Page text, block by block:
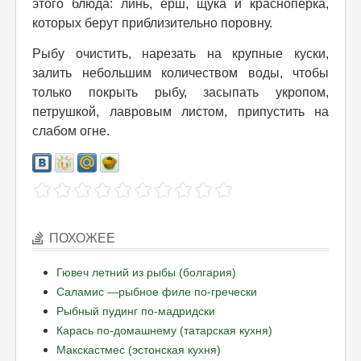
этого блюда: линь, ерш, щука и красноперка,
которых берут приблизительно поровну.
Рыбу очистить, нарезать на крупные куски,
залить небольшим количеством воды, чтобы
только покрыть рыбу, засыпать укропом,
петрушкой, лавровым листом, припустить на
слабом огне.
ПОХОЖЕЕ
Гювеч летний из рыбы (болгария)
Саламис —рыбное филе по-гречески
Рыбный пудинг по-мадридски
Карась по-домашнему (татарская кухня)
Макскастмес (эстонская кухня)